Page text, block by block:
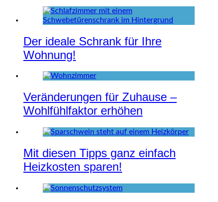
Der ideale Schrank für Ihre
Wohnung!
Veränderungen für Zuhause –
Wohlfühlfaktor erhöhen
Mit diesen Tipps ganz einfach
Heizkosten sparen!